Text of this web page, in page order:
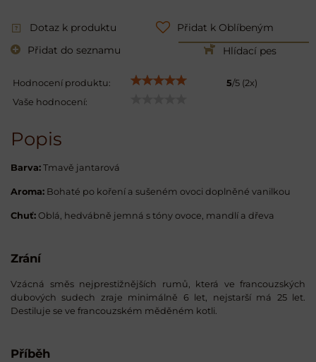
Dotaz k produktu
Přidat k Oblíbeným
Přidat do seznamu
Hlídací pes
Hodnocení produktu: 5/5 (2x)
Vaše hodnocení:
Popis
Barva: Tmavě jantarová
Aroma: Bohaté po koření a sušeném ovoci doplněné vanilkou
Chuť: Oblá, hedvábně jemná s tóny ovoce, mandlí a dřeva
Zrání
Vzácná směs nejprestižnějších rumů, která ve francouzských
dubových sudech zraje minimálně 6 let, nejstarší má 25 let.
Destiluje se ve francouzském měděném kotli.
Příběh